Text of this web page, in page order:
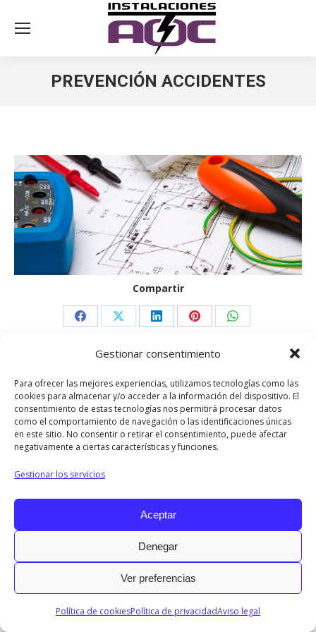
Gestionar consentimiento
Para ofrecer las mejores experiencias, utilizamos tecnologías como las
cookies para almacenar y/o acceder a la información del dispositivo. El
consentimiento de estas tecnologías nos permitirá procesar datos
como el comportamiento de navegación o las identificaciones únicas
en este sitio. No consentir o retirar el consentimiento, puede afectar
negativamente a ciertas características y funciones.
Gestionar los servicios
Aceptar
Denegar
Ver preferencias
Política de cookiesPolítica de privacidadAviso legal
PREVENCIÓN ACCIDENTES
Compartir
Share Share
on
Share Share
on
Share
2017 © Todos los derechos reservados.
Menu INFO
Diseñado por © Ondiseño.com 2017